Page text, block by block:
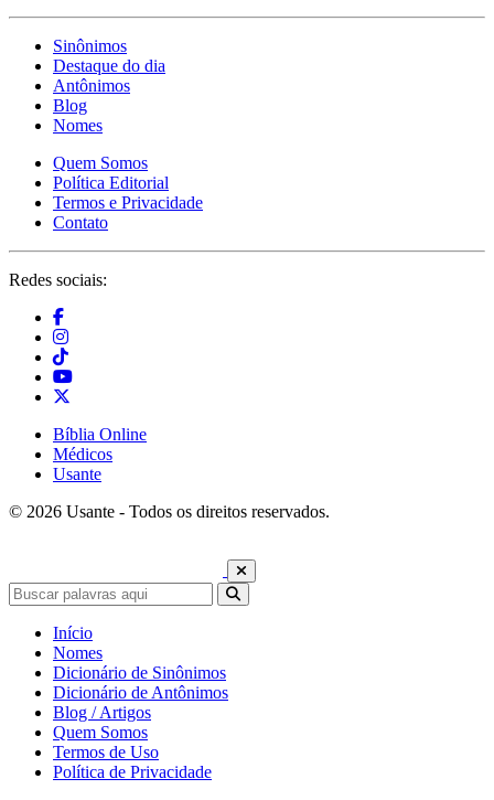
Sinônimos
Destaque do dia
Antônimos
Blog
Nomes
Quem Somos
Política Editorial
Termos e Privacidade
Contato
Redes sociais:
Bíblia Online
Médicos
Usante
© 2026 Usante - Todos os direitos reservados.
Início
Nomes
Dicionário de Sinônimos
Dicionário de Antônimos
Blog / Artigos
Quem Somos
Termos de Uso
Política de Privacidade